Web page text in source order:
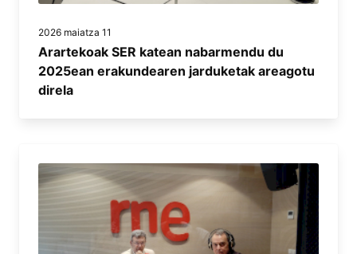
2026 maiatza 11
Arartekoak SER katean nabarmendu du
2025ean erakundearen jarduketak areagotu
direla